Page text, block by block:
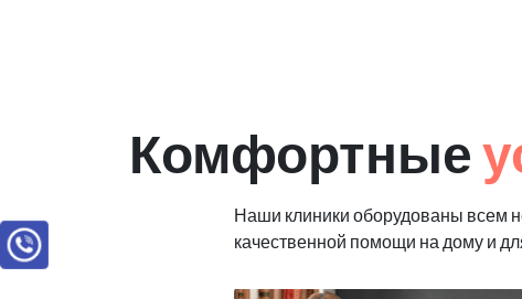
Комфортные
Наши клиники оборудованы всем
качественной помощи на дому и